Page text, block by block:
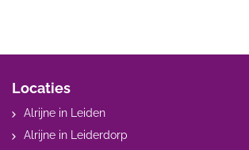
Locaties
Alrijne in Leiden
Alrijne in Leiderdorp